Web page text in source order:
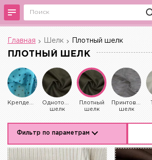
Главная Шелк Плотный шелк
ПЛОТНЫЙ ШЕЛК
Крепдешин
Однотонный
шелк
Плотный
шелк
Принтованный
шелк
Фильтр по параметрам